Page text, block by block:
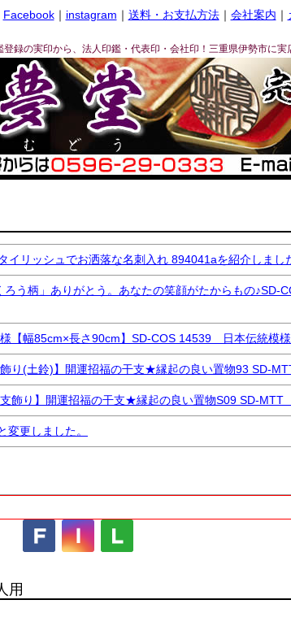
Facebook｜ instagram ｜ 送料・お支払方法｜ 会社案内 ｜
録の実印から、法人印鑑・代表印・会社印！三重県伊勢市に実
リッシュでお洒落な名刺入れ 894041aを紹介しまし
柄」ありがとう。あなたの笑顔がたからもの♪SD-
【幅85cm×長さ90cm】SD-COS 14539 日本伝統模
(土鈴)】開運招福の干支★縁起の良い置物93 SD-MTT
り】開運招福の干支★縁起の良い置物S09 SD-MTT
更しました。
在庫なし商品
在庫なし商品を表示しない
商品番号/JANコード
バンドル販売
予約商品
新着順
登録順 価格が安い順
レビュー順
キーワードヒット順
用